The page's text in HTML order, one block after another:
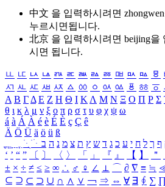
中文 을 입력하시려면 zhongwen
누르시면됩니다.
北京 을 입력하시려면 beijing을
시면 됩니다.
ㅥ ㅦ ㅧ ㅨ ㅩ ㅪ ㅫ ㅬ ㅭ ㅮ ㅯ ㅰ ㅱ
ㅺ ㅻ ㅼ ㅽ ㅾ ㅿ ㆀ ㆁ ㆂ ㆃ ㆄ ㆅ ㆆ
Α Β ΓΔ Ε Ζ Η Θ Ι ΚΛ Μ Ν Ξ Ο Π Ρ Σ
θ ι κ λ μ ν ξ ο π ρ σ τ υ φ χ ψ ω
á à Á À é è É È ç Ç ê
Ä Ö Ü ä ö ü ß
ִֶֹ ֻּ ׁׂ ף ך ל ח י ע כ ג ד ש ץ ת צ מ נ ה ב
‘ ’ “ ” 〔 〕 〈 〉 「 」 『 』 【 】 ＂
± × ÷ ≠ ≤ ≥ ∞ ∴ ♂ ♀ ∠ ⊥ ⌒ ∂ ∇ ≡ ≒
⊆ ⊇ ⊂ ⊃ ∪ ∩ ∧ ∨ ￢ ⇒ ⇔ ∀ ∃ ∮ ∑